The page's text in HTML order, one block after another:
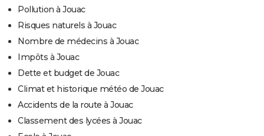
Pollution à Jouac
Risques naturels à Jouac
Nombre de médecins à Jouac
Impôts à Jouac
Dette et budget de Jouac
Climat et historique météo de Jouac
Accidents de la route à Jouac
Classement des lycées à Jouac